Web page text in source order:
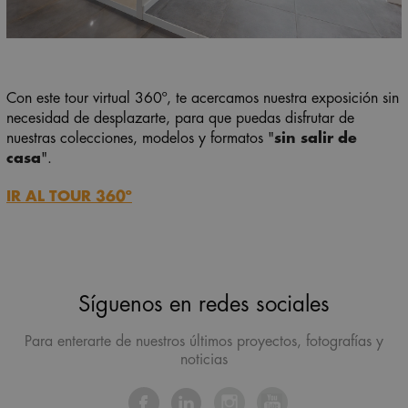
Con este tour virtual 360º, te acercamos nuestra exposición sin
necesidad de desplazarte, para que puedas disfrutar de
nuestras colecciones, modelos y formatos "sin salir de
casa".
IR AL TOUR 360º
Síguenos en redes sociales
Para enterarte de nuestros últimos proyectos, fotografías y
noticias